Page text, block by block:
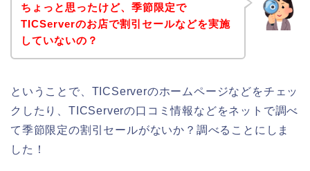
ちょっと思ったけど、季節限定で
TICServerのお店で割引セールなどを実施
していないの？
ということで、TICServerのホームページなどをチェッ
クしたり、TICServerの口コミ情報などをネットで調べ
て季節限定の割引セールがないか？調べることにしま
した！